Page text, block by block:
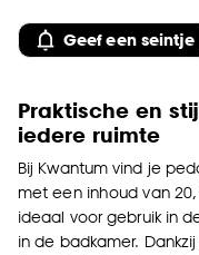
Geef een seintje
Praktische en
iedere ruimte
Bij Kwantum vind je
met een inhoud van
ideaal voor gebruik in
in de badkamer.